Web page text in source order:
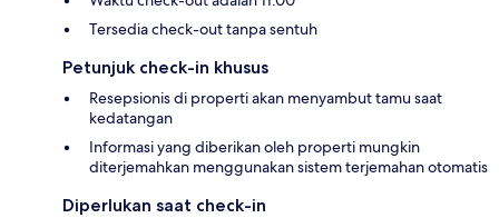
Tersedia check-out tanpa sentuh
Petunjuk check-in khusus
Resepsionis di properti akan menyambut tamu saat
kedatangan
Informasi yang diberikan oleh properti mungkin
diterjemahkan menggunakan sistem terjemahan otomatis
Diperlukan saat check-in